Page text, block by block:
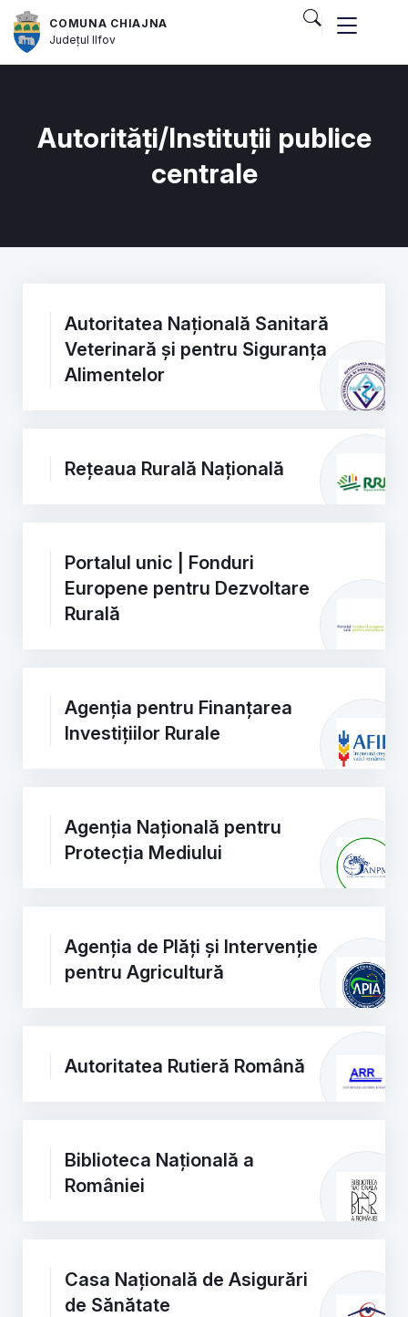
COMUNA CHIAJNA
JudețulIlfov
Autorități/Instituții publice
centrale
Autoritatea Națională Sanitară
Veterinară și pentru Siguranța
Alimentelor
Rețeaua Rurală Națională
Portalul unic | Fonduri
Europene pentru Dezvoltare
Rurală
Agenția pentru Finanțarea
Investițiilor Rurale
Agenția Națională pentru
Protecția Mediului
Agenția de Plăți și Intervenție
pentru Agricultură
Autoritatea Rutieră Română
Biblioteca Națională a
României
Casa Națională de Asigurări
de Sănătate